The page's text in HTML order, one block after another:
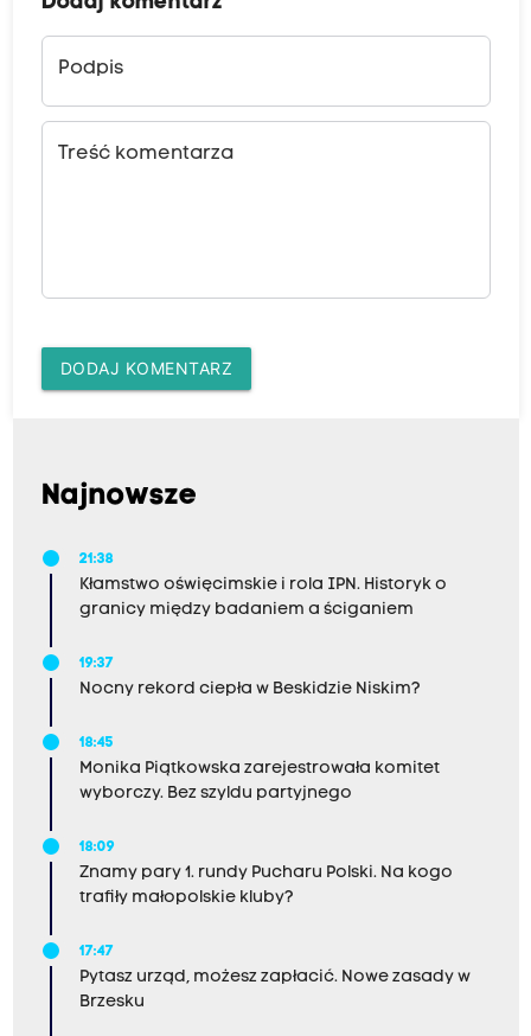
Podpis
Treść komentarza
DODAJ KOMENTARZ
Najnowsze
21:38
Kłamstwo oświęcimskie i rola IPN. Historyk o
granicy między badaniem a ściganiem
19:37
Nocny rekord ciepła w Beskidzie Niskim?
18:45
Monika Piątkowska zarejestrowała komitet
wyborczy. Bez szyldu partyjnego
18:09
Znamy pary 1. rundy Pucharu Polski. Na kogo
trafiły małopolskie kluby?
17:47
Pytasz urząd, możesz zapłacić. Nowe zasady w
Brzesku